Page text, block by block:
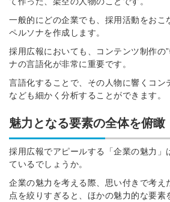
一般的にどの企業でも、採用活動をおこ
ペルソナを作成します。
採用広報においても、コンテンツ制作の
ナの言語化が非常に重要です。
言語化することで、その人物に響くコン
なども細かく分析することができます。
魅力となる要素の全体を俯瞰
採用広報でアピールする「企業の魅力」
ているでしょうか。
企業の魅力を考える際、思い付きで考え
点を絞りすぎると、ほかの魅力的な要素